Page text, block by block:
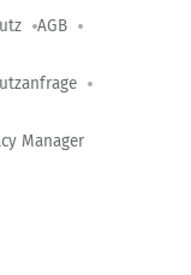
AGB
Manager